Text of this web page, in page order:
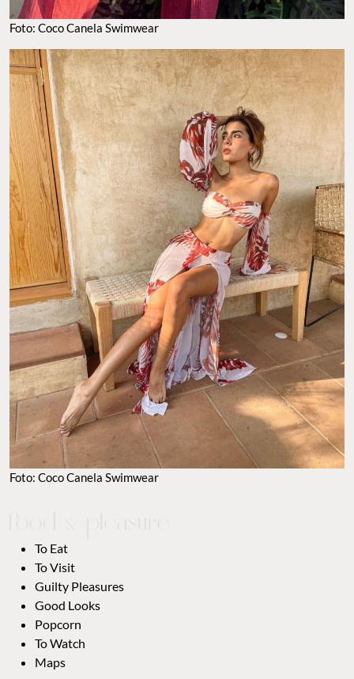
Foto: Coco Canela Swimwear
Foto: Coco Canela Swimwear
To Eat
To Visit
Guilty Pleasures
Good Looks
Popcorn
To Watch
Maps